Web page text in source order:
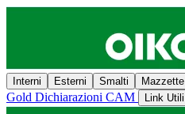
Interni Esterni Smalti Mazzette
Gold Dichiarazioni CAM Link Utili